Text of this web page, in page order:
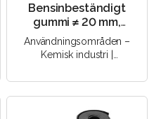
Bensinbeständigt
gummi ≠ 20 mm,
1000×1000 mm, 60
Sha (NBR)
Användningsområden –
Kemisk industri |
Byggbranschen |
Maskinteknik |..